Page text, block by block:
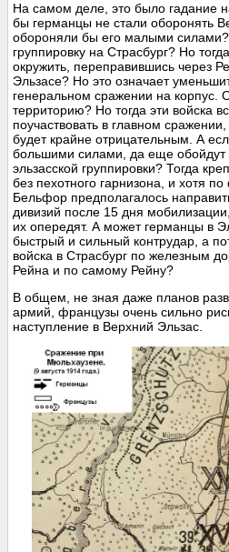
На самом деле, это было гадание
бы германцы не стали оборонять
обороняли бы его малыми силами?
группировку на Страсбург? Но
окружить, переправившись через
Эльзасе? Но это означает
генеральном сражении на корпус.
территорию? Но тогда эти войска
поучаствовать в главном
будет крайне отрицательным. А
большими силами, да еще обойдут
эльзасской группировки? Тогда
без пехотного гарнизона, и хотя
Бельфор предполагалось
дивизий после 15 дня
их опередят. А может германцы в
быстрый и сильный контрудар, а
войска в Страсбург по железным
Рейна и по самому Рейну?
В общем, не зная даже планов
армий, французы очень сильно
наступление в Верхний Эльзас.